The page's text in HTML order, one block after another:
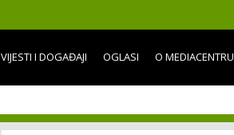
VIJESTI I DOGAĐAJI OGLASI O MEDIACENTRU